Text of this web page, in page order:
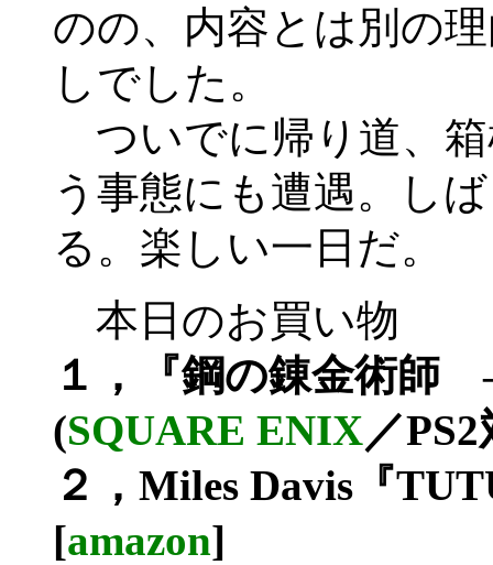
のの、内容とは別の
しでした。
ついでに帰り道、
う事態にも遭遇。し
る。楽しい一日だ。
本日のお買い物
１，『鋼の錬金術
(SQUARE ENIX／
２，Miles Davis『
[amazon]